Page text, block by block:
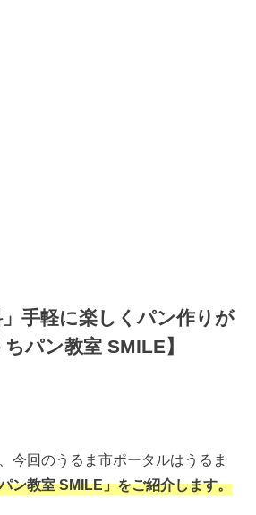
」手軽に楽しくパン作りが
パン教室 SMILE】
今回のうるま市ポータルはうるま
ン教室 SMILE」をご紹介します。